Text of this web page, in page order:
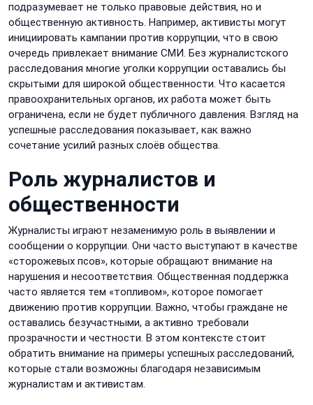
подразумевает не только правовые действия, но и
общественную активность. Например, активисты могут
инициировать кампании против коррупции, что в свою
очередь привлекает внимание СМИ. Без журналистского
расследования многие уголки коррупции оставались бы
скрытыми для широкой общественности. Что касается
правоохранительных органов, их работа может быть
ограничена, если не будет публичного давления. Взгляд на
успешные расследования показывает, как важно
сочетание усилий разных слоёв общества.
Роль журналистов и
общественности
Журналисты играют незаменимую роль в выявлении и
сообщении о коррупции. Они часто выступают в качестве
«сторожевых псов», которые обращают внимание на
нарушения и несоответствия. Общественная поддержка
часто является тем «топливом», которое помогает
движению против коррупции. Важно, чтобы граждане не
оставались безучастными, а активно требовали
прозрачности и честности. В этом контексте стоит
обратить внимание на примеры успешных расследований,
которые стали возможны благодаря независимым
журналистам и активистам.